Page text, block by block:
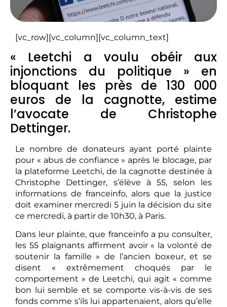
[vc_row][vc_column][vc_column_text]
« Leetchi a voulu obéir aux
injonctions du politique » en
bloquant les près de 130 000
euros de la cagnotte, estime
l’avocate de Christophe
Dettinger.
Le nombre de donateurs ayant porté plainte
pour « abus de confiance » après le blocage, par
la plateforme Leetchi, de la cagnotte destinée à
Christophe Dettinger, s’élève à 55, selon les
informations de franceinfo, alors que la justice
doit examiner mercredi 5 juin la décision du site
ce mercredi, à partir de 10h30, à Paris.
Dans leur plainte, que franceinfo a pu consulter,
les 55 plaignants affirment avoir « la volonté de
soutenir la famille » de l’ancien boxeur, et se
disent « extrêmement choqués par le
comportement » de Leetchi, qui agit « comme
bon lui semble et se comporte vis-à-vis de ses
fonds comme s’ils lui appartenaient, alors qu’elle